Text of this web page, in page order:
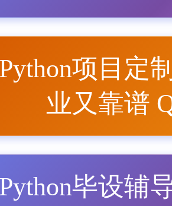
项目定
业又靠谱
毕设辅